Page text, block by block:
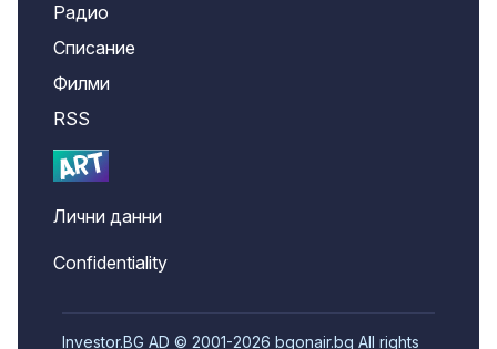
Радио
Списание
Филми
RSS
Лични данни
Confidentiality
Investor.BG AD © 2001-2026 bgonair.bg All rights